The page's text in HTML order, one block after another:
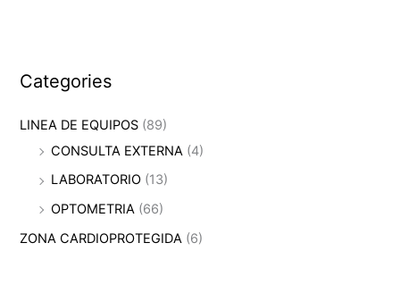
Categories
LINEA DE EQUIPOS (89)
CONSULTA EXTERNA (4)
LABORATORIO (13)
OPTOMETRIA (66)
ZONA CARDIOPROTEGIDA (6)